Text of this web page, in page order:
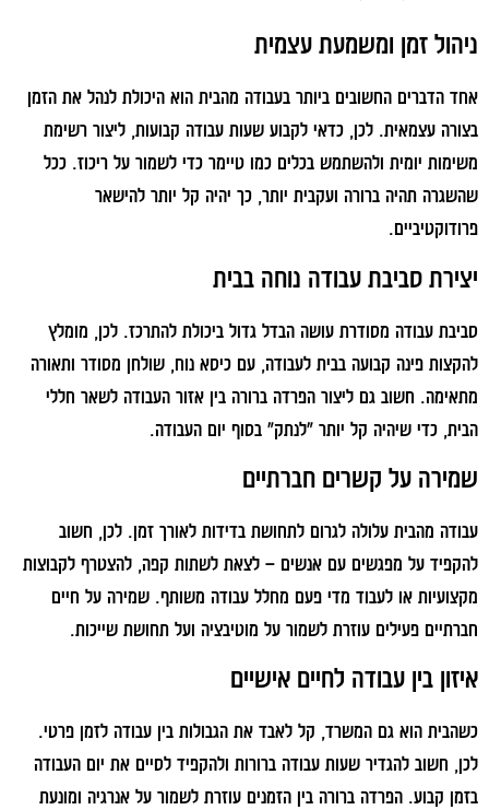
ניהול זמן ומשמעת עצמית
אחד הדברים החשובים ביותר בעבודה מהבית הוא היכולת לנהל את הזמן
בצורה עצמאית. לכן, כדאי לקבוע שעות עבודה קבועות, ליצור רשימת
משימות יומית ולהשתמש בכלים כמו טיימר כדי לשמור על ריכוז. ככל
שהשגרה תהיה ברורה ועקבית יותר, כך יהיה קל יותר להישאר
פרודוקטיביים.
יצירת סביבת עבודה נוחה בבית
סביבת עבודה מסודרת עושה הבדל גדול ביכולת להתרכז. לכן, מומלץ
להקצות פינה קבועה בבית לעבודה, עם כיסא נוח, שולחן מסודר ותאורה
מתאימה. חשוב גם ליצור הפרדה ברורה בין אזור העבודה לשאר חללי
הבית, כדי שיהיה קל יותר "לנתק" בסוף יום העבודה.
שמירה על קשרים חברתיים
עבודה מהבית עלולה לגרום לתחושת בדידות לאורך זמן. לכן, חשוב
להקפיד על מפגשים עם אנשים – לצאת לשתות קפה, להצטרף לקבוצות
מקצועיות או לעבוד מדי פעם מחלל עבודה משותף. שמירה על חיים
חברתיים פעילים עוזרת לשמור על מוטיבציה ועל תחושת שייכות.
איזון בין עבודה לחיים אישיים
כשהבית הוא גם המשרד, קל לאבד את הגבולות בין עבודה לזמן פרטי.
לכן, חשוב להגדיר שעות עבודה ברורות ולהקפיד לסיים את יום העבודה
בזמן קבוע. הפרדה ברורה בין הזמנים עוזרת לשמור על אנרגיה ומונעת